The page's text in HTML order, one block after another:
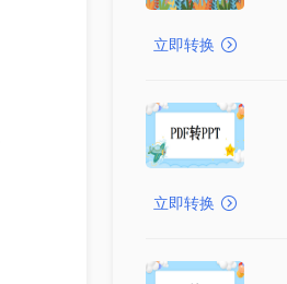
立即转换
立即转换